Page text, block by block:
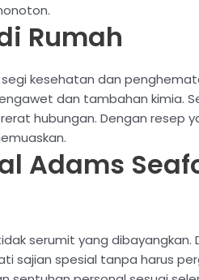
Rumah
kesehatan dan
dan tambahan kimia.
hubungan. Dengan resep
Adams
serumit yang dibayangkan.
sajian spesial tanpa harus